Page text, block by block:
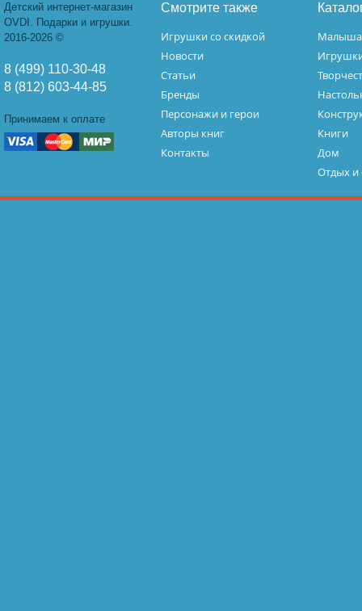
Детский интернет-магазин
OVDI. Подарки и игрушки.
2016-2026 ©
8 (499) 110-30-48
8 (812) 603-44-85
Принимаем к оплате
Смотрите также
Игрушки со скидкой
Новости
Статьи
Бренды
Персонажи и герои
Авторы книг
Контакты
Книги
Дом
Отдых и